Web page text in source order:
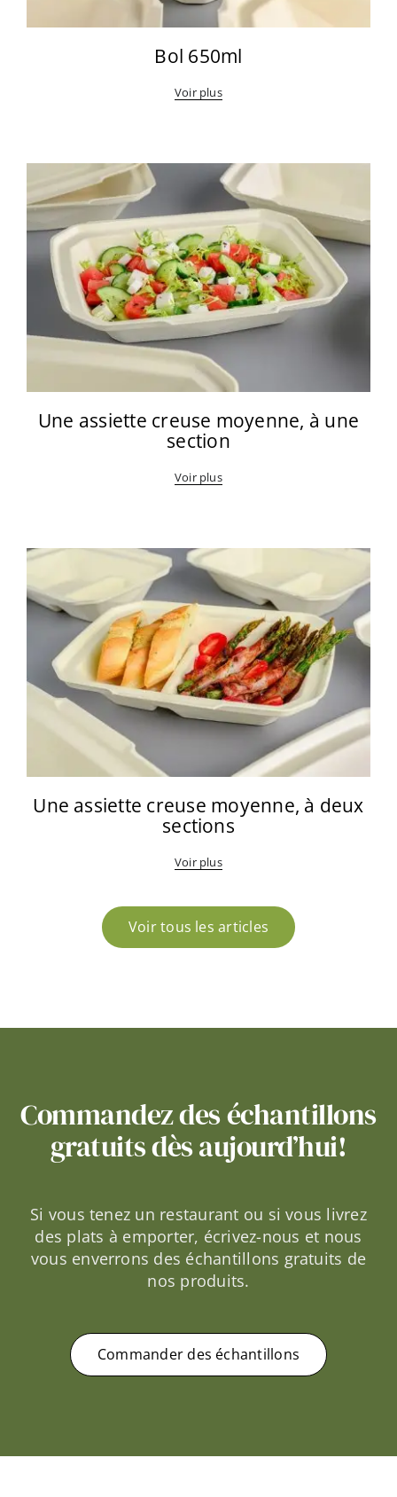
Bol 650ml
Voir plus
Une assiette creuse moyenne, à une
section
Voir plus
Une assiette creuse moyenne, à deux
sections
Voir plus
Voir tous les articles
Commandez des échantillons
gratuits dès aujourd’hui!
Si vous tenez un restaurant ou si vous livrez
des plats à emporter, écrivez-nous et nous
vous enverrons des échantillons gratuits de
nos produits.
Commander des échantillons